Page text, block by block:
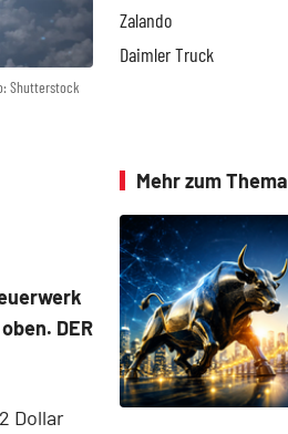
Shutterstock
DER
Dollar
Zalando
Daimler Truck
Mehr zum Thema